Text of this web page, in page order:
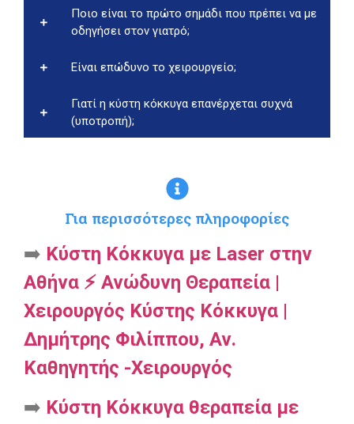
Ποιο είναι το πρώτο σημάδι που πρέπει να με
οδηγήσει στον γιατρό;
Είναι επώδυνο το χειρουργείο;
Γιατί η κύστη κόκκυγα επανέρχεται συχνά
(υποτροπή);
Για περισσότερες πληροφορίες
➡️ Κύστη Κόκκυγα με Laser στην
Αθήνα ⚡ Ανώδυνη Θεραπεία |
Χειρουργός Κύστης Κόκκυγα |
Δημήτρης Φιλίππου, Αν.
Καθηγητής -Χειρουργός
➡️ Κύστη Κόκκυγα θεραπεία με